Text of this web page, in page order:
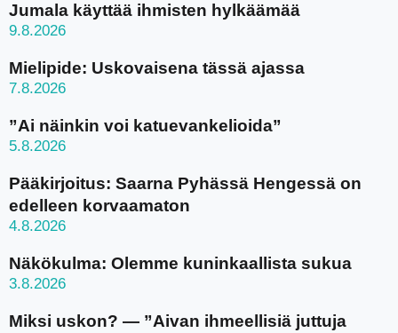
Jumala käyttää ihmisten hylkäämää
9.8.2026
Mielipide: Uskovaisena tässä ajassa
7.8.2026
”Ai näinkin voi katuevankelioida”
5.8.2026
Pääkirjoitus: Saarna Pyhässä Hengessä on
edelleen korvaamaton
4.8.2026
Näkökulma: Olemme kuninkaallista sukua
3.8.2026
Miksi uskon? — ”Aivan ihmeellisiä juttuja